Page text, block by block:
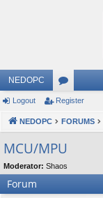
NEDOPC
or
u
m
s
Logout Register
NEDOPC FORUMS
MCU/MPU
Moderator: Shaos
Forum